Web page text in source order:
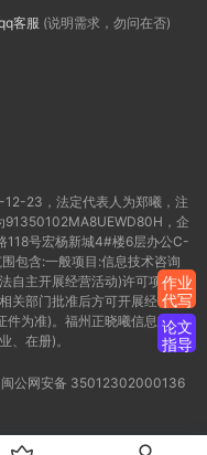
客服 (说明需求，勿问在否)
23，法定代表人为郑曦，注
91350102MA8UEWD80H，企
118号宏杨新城4#楼6层办公C-
包含:一般项目:信息技术咨询
自主开展经营活动)许可项目:
关部门批准后方可开展经营活
件为准)。福州正晓曦信息技术
、在册)。
闽公网安备 35012302000136
作业
代写
论文
指导